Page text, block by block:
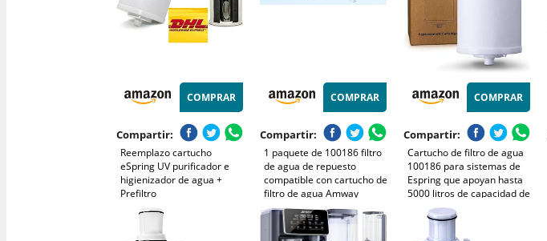
COMPRAR
Compartir:
Reemplazo cartucho
eSpring UV purificador e
higienizador de agua +
Prefiltro
COMPRAR
Compartir:
1 paquete de 100186 filtro
de agua de repuesto
compatible con cartucho de
filtro de agua Amway
Espring 100186, caja de
cartucho de carbón
activado UV con prefiltro,
COMPRAR
Compartir:
Cartucho de filtro de agua
100186 para sistemas de
Espring que apoyan hasta
5000 litros de capacidad de
filtración antes del
reemplazo requerido